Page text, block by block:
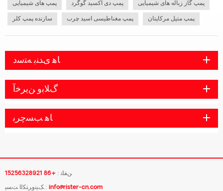
پمپ های شیمیایی پمپ دی اکسید گوگرد پمپ گاز زباله های شیمیایی
سازنده پمپ کلر پمپ مغناطیسی اسید چرب پمپ متیل مرکاپتان
ﺎﻫ ﯼﺪﻨﺑ ﻪﺘﺳﺩ
ﮒﻼ ﺑﻭ ﻦﯾﺮﺧﺁ
ﺎﻫ ﺐﺴﭼﺮﺑ
ﻦﻔﻠﺗ : +86 15256328921
ﮏﯿﻧﻭﺮﺘﮑﻟﺍ ﺖﺴﭘ : info@rister-cn.com